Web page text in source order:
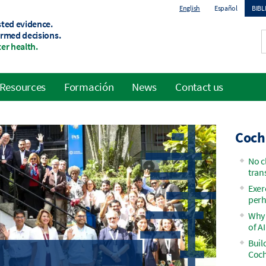
English Español
evidence.
decisions.
health.
No
of AI
Formación News Contact us